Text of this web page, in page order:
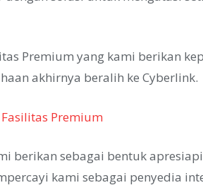
Premium yang kami berikan
akhirnya beralih ke Cyberlink.
Premium
berikan sebagai bentuk
kami sebagai penyedia